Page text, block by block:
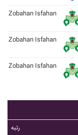
Zobahan Isfahan
Zobahan Isfahan
Zobahan Isfahan
رتبه